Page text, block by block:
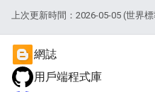
上次更新時間：2026-05-05 (世界標
網誌
用戶端程式庫